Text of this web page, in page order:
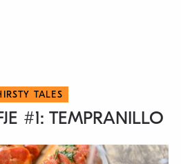
TALES
#1: TEMPRANILLO